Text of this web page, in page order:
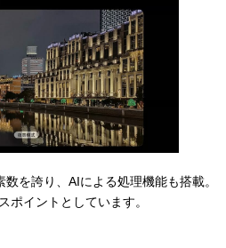
を誇り、AIによる処理機能も搭載。
ポイントとしています。